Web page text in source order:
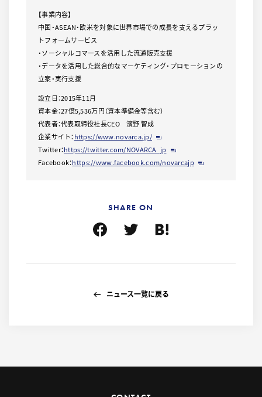
SHARE ON
【事業内容】
中国・ASEAN・欧米を対象に世界市場での成長を支えるプラッ
トフォームサービス
・ソーシャルコマースを活用した流通販売支援
・データを活用した総合的なマーケティング・プロモーションの
立案・実行支援
設立日：2015年11月
資本金：27億5,536万円（資本準備金等含む）
代表者：代表取締役社長CEO 濱野 智成
企業サイト：https://www.novarca.jp/
Twitter：https://twitter.com/NOVARCA_jp
Facebook：https://www.facebook.com/novarcajp
ニュース一覧に戻る